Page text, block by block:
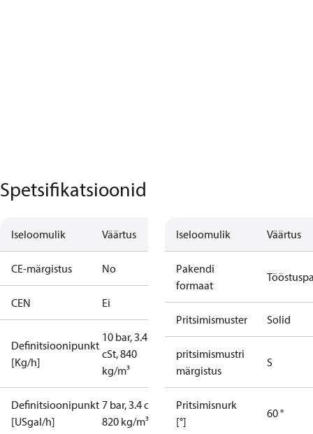
Spetsifikatsioonid
Iseloomulik Väärtus
CE-märgistus No
CEN Ei
Definitsioonipunkt
[Kg/h]
10 bar, 3.4
cSt, 840
kg/m³
Definitsioonipunkt
[USgal/h]
7 bar, 3.4 cSt,
820 kg/m³
Iseloomulik Väärtus
Pakendi
formaat
Pritsimismuster Solid
pritsimismustri
märgistus
S
Pritsimisnurk
[°]
60 °